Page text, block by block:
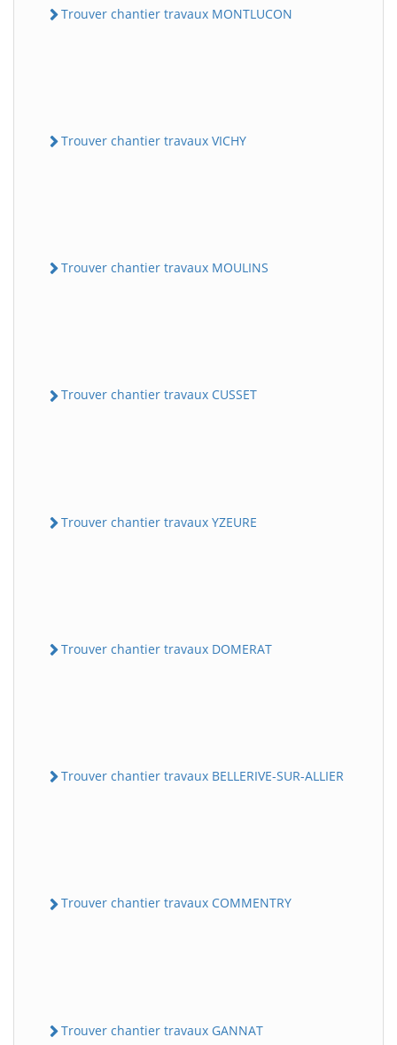
Trouver chantier travaux MONTLUCON
Trouver chantier travaux VICHY
Trouver chantier travaux MOULINS
Trouver chantier travaux CUSSET
Trouver chantier travaux YZEURE
Trouver chantier travaux DOMERAT
Trouver chantier travaux BELLERIVE-SUR-ALLIER
Trouver chantier travaux COMMENTRY
Trouver chantier travaux GANNAT